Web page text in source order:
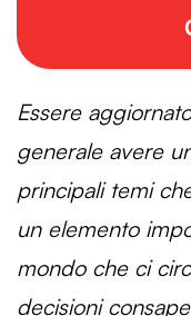
Essere
generale avere
principali temi
un elemento
mondo che ci
decisioni